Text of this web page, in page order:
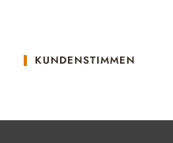
KUNDENSTIMMEN